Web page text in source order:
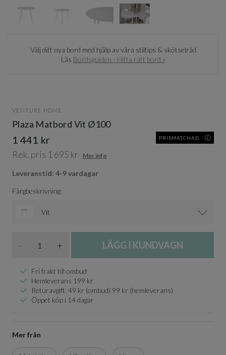
Välj ditt nya bord med hjälp av våra stiltips & skötselråd
Läs Bordsguiden - Hitta rätt bord »
VENTURE HOME
Plaza Matbord Vit Ø100
1 441 kr PRISMATCHAD
Rek. pris 1 695 kr Mer info
Leveranstid: 4-9 vardagar
Färgbeskrivning
Vit
- + LÄGG I KUNDVAGN
Fri frakt till ombud
Hemleverans 199 kr
Returavgift: 49 kr (ombud) 99 kr (hemleverans)
Öppet köp i 14 dagar
Mer från